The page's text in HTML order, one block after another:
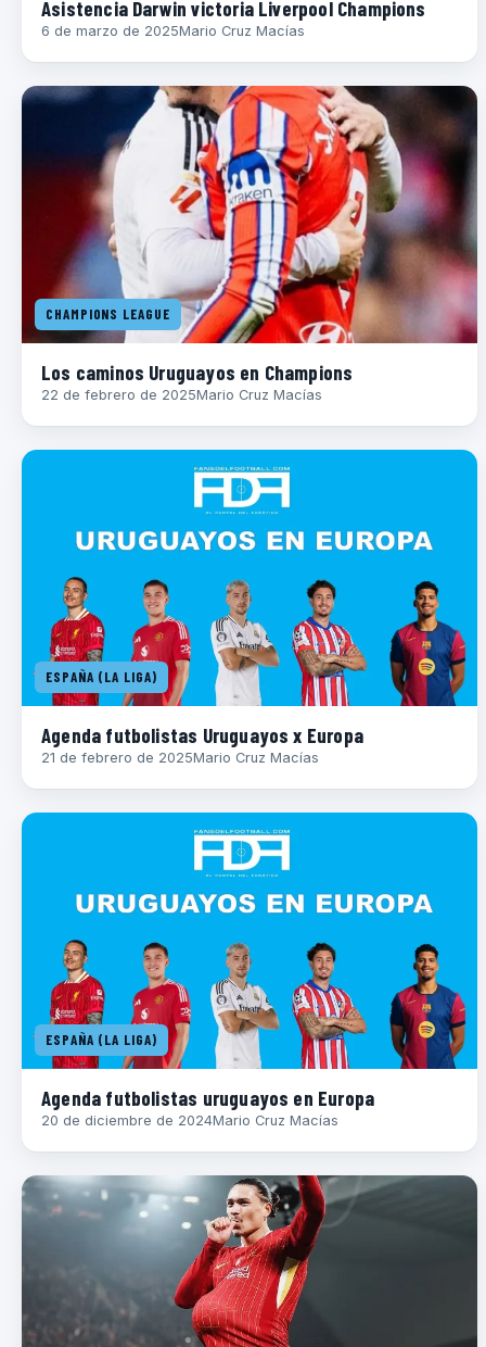
Asistencia Darwin victoria Liverpool Champions
6 de marzo de 2025Mario Cruz Macías
CHAMPIONS LEAGUE
Los caminos Uruguayos en Champions
22 de febrero de 2025Mario Cruz Macías
ESPAÑA (LA LIGA)
Agenda futbolistas Uruguayos x Europa
21 de febrero de 2025Mario Cruz Macías
ESPAÑA (LA LIGA)
Agenda futbolistas uruguayos en Europa
20 de diciembre de 2024Mario Cruz Macías